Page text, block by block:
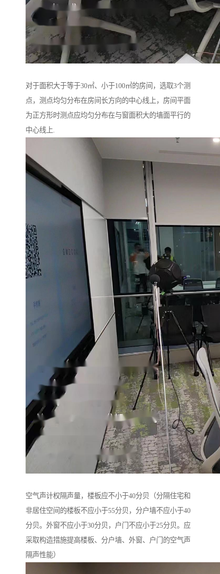
对于面积大于等于30㎡、小于100㎡的房间，选取3个测
点，测点均匀分布在房间长方向的中心线上，房间平面
为正方形时测点应均匀分布在与窗面积大的墙面平行的
中心线上.
空气声计权隔声量，楼板应不小于40分贝（分隔住宅和
非居住空间的楼板不应小于55分贝，分户墙不应小于40
分贝。外窗不应小于30分贝，户门不应小于25分贝。应
采取构造措施提高楼板、分户墙、外窗、户门的空气声
隔声性能）